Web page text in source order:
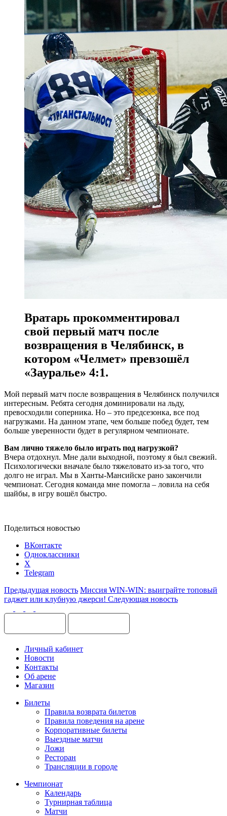
Вратарь прокомментировал
свой первый матч после
возвращения в Челябинск, в
котором «Челмет» превзошёл
«Зауралье» 4:1.
Мой первый матч после возвращения в Челябинск получился
интересным. Ребята сегодня доминировали на льду,
превосходили соперника. Но – это предсезонка, все под
нагрузками. На данном этапе, чем больше побед будет, тем
больше уверенности будет в регулярном чемпионате.
Вам лично тяжело было играть под нагрузкой?
Вчера отдохнул. Мне дали выходной, поэтому я был свежий.
Психологически вначале было тяжеловато из-за того, что
долго не играл. Мы в Ханты-Мансийске рано закончили
чемпионат. Сегодня команда мне помогла – ловила на себя
шайбы, в игру вошёл быстро.
Поделиться новостью
ВКонтакте
Одноклассники
X
Telegram
Предыдущая новость Миссия WIN-WIN: выиграйте топовый
гаджет или клубную джерси! Следующая новость
Личный кабинет
Новости
Контакты
Об арене
Магазин
Билеты
Правила возврата билетов
Правила поведения на арене
Корпоративные билеты
Выездные матчи
Ложи
Ресторан
Трансляции в городе
Чемпионат
Календарь
Турнирная таблица
Матчи